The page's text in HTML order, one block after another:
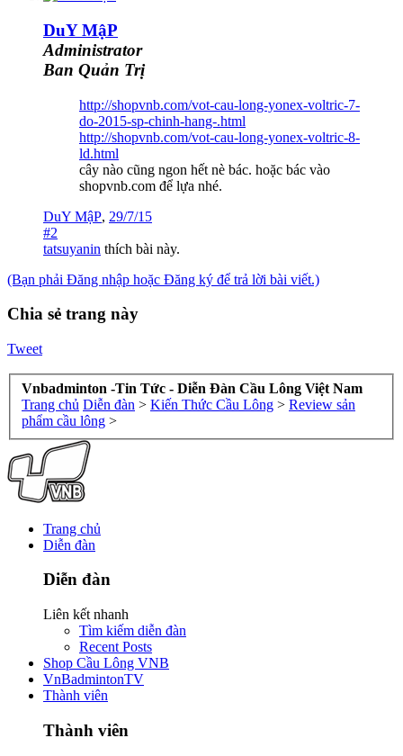
DuY MậP
Administrator
Ban Quản Trị
http://shopvnb.com/vot-cau-long-yonex-voltric-7-
do-2015-sp-chinh-hang-.html
http://shopvnb.com/vot-cau-long-yonex-voltric-8-
ld.html
cây nào cũng ngon hết nè bác. hoặc bác vào
shopvnb.com để lựa nhé.
DuY MậP, 29/7/15
#2
tatsuyanin thích bài này.
(Bạn phải Đăng nhập hoặc Đăng ký để trả lời bài viết.)
Chia sẻ trang này
Tweet
Vnbadminton -Tin Tức - Diễn Đàn Cầu Lông Việt Nam
Trang chủ Diễn đàn > Kiến Thức Cầu Lông > Review sản
phẩm cầu lông >
Trang chủ
Diễn đàn
Diễn đàn
Liên kết nhanh
Tìm kiếm diễn đàn
Recent Posts
Shop Cầu Lông VNB
VnBadmintonTV
Thành viên
Thành viên